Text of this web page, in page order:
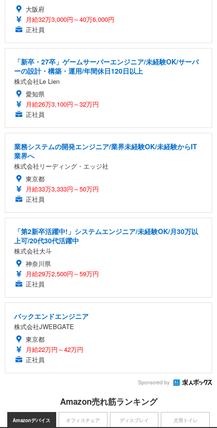
大阪府
月給32万3,000円～40万6,000円
正社員
「新卒・27卒」ゲームサーバーエンジニア/未経験OK/サーバ
ーの設計・構築・運用/年間休日120日以上
株式会社Le Lien
愛知県
月給26万3,100円～32万円
正社員
業務システムの開発エンジニア/業界未経験OK/未経験からIT
業界へ
株式会社リーディング・エッジ社
東京都
月給33万3,333円～50万円
正社員
「第2新卒活躍中!」システムエンジニア/未経験OK/月30万以
上可/20代30代活躍中
株式会社大斗
神奈川県
月給29万2,500円～59万円
正社員
バックエンドエンジニア
株式会社JWEBGATE
東京都
月給22万円～42万円
正社員
Sponsored by
Amazon売れ筋ランキング
Amazonデバイス オフィスチェア ディスプレイ 犬用トイレ